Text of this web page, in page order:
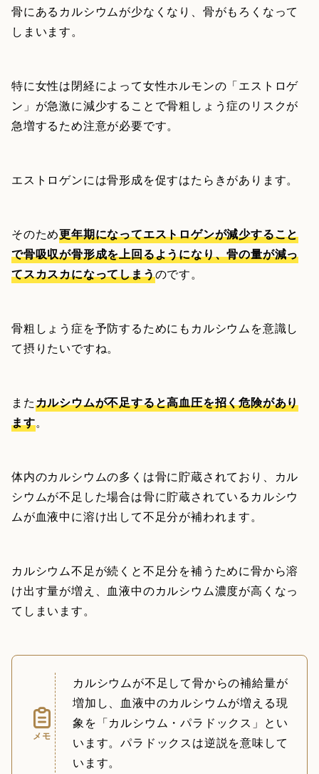
骨にあるカルシウムが少なくなり、骨がもろくなって
しまいます。
特に女性は閉経によって女性ホルモンの「エストロゲ
ン」が急激に減少することで骨粗しょう症のリスクが
急増するため注意が必要です。
エストロゲンには骨形成を促すはたらきがあります。
そのため更年期になってエストロゲンが減少すること
で骨吸収が骨形成を上回るようになり、骨の量が減っ
てスカスカになってしまうのです。
骨粗しょう症を予防するためにもカルシウムを意識し
て摂りたいですね。
またカルシウムが不足すると高血圧を招く危険があり
ます。
体内のカルシウムの多くは骨に貯蔵されており、カル
シウムが不足した場合は骨に貯蔵されているカルシウ
ムが血液中に溶け出して不足分が補われます。
カルシウム不足が続くと不足分を補うために骨から溶
け出す量が増え、血液中のカルシウム濃度が高くなっ
てしまいます。
メモ
カルシウムが不足して骨からの補給量が
増加し、血液中のカルシウムが増える現
象を「カルシウム・パラドックス」とい
います。パラドックスは逆説を意味して
います。